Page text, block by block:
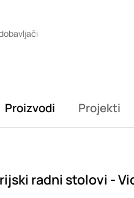
Proizvodi Projekti
radni stolovi -